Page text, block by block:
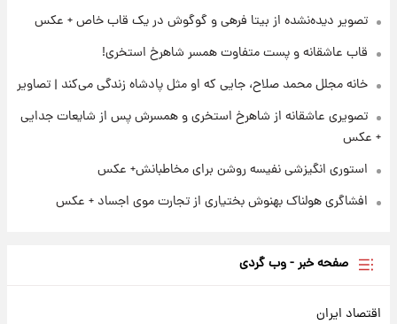
تصاویر عمامه بستن به شیوه خاتمی/ویدیو
تصویر دیده‌نشده از بیتا فرهی و گوگوش در یک قاب خاص + عکس
قاب عاشقانه و پست متفاوت همسر شاهرخ استخری!
خانه مجلل محمد صلاح، جایی که او مثل پادشاه زندگی می‌کند | تصاویر
تصویری عاشقانه از شاهرخ استخری و همسرش پس از شایعات جدایی
+ عکس
استوری انگیزشی نفیسه روشن برای مخاطبانش+ عکس
افشاگری هولناک بهنوش بختیاری از تجارت موی اجساد + عکس
صفحه خبر - وب گردی
اقتصاد ایران